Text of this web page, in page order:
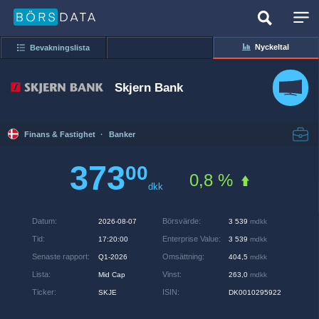
Bevakningslista Nyckeltal
Skjern Bank
Finans & Fastighet · Banker
37300
dkk 0,8 %
Datum: 2026-08-07
Tid: 17:20:00
Senaste rapport: Q1-2026
Lista: Mid Cap
Ticker: SKJE
Börsvärde: 3 539 mdkk
Enterprise Value: 3 539 mdkk
Omsättning: 404,5 mdkk
Vinst: 263,0 mdkk
ISIN: DK0010295922